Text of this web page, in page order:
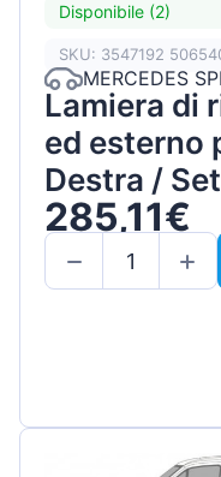
Disponibile (2)
SKU: 3547192
MERCEDES
Lamiera di
ed esterno
Destra / Set
285,11€